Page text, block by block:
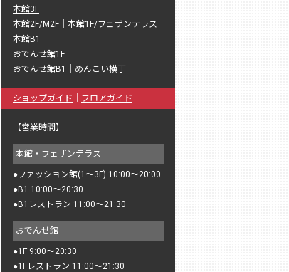
本館3F
本館2F/M2F
本館1F/フェザンテラス
本館B1
おでんせ館1F
おでんせ館B1
めんこい横丁
ショップガイド フロアガイド
【営業時間】
本館・フェザンテラス
●ファッション館(1〜3F) 10:00〜20:00
●B1 10:00〜20:30
●B1レストラン 11:00〜21:30
おでんせ館
●1F 9:00〜20:30
●1Fレストラン 11:00〜21:30